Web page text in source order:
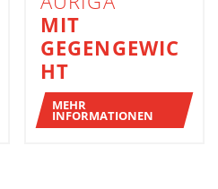
MIT
GEGENGEWIC
HT
MEHR
INFORMATIONEN